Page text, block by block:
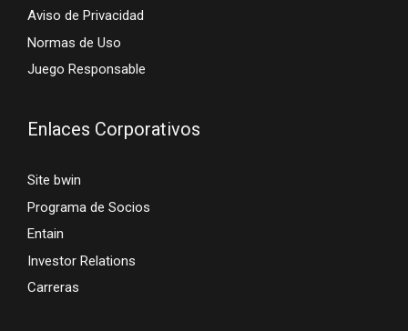
Aviso de Privacidad
Normas de Uso
Juego Responsable
Enlaces Corporativos
Site bwin
Programa de Socios
Entain
Investor Relations
Carreras